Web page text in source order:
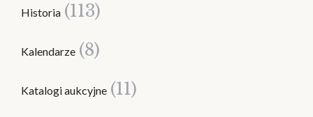
Historia (113)
Kalendarze (8)
Katalogi aukcyjne (11)